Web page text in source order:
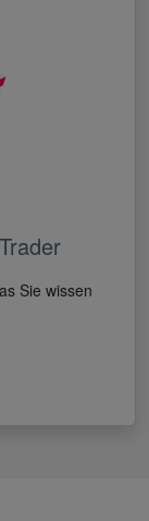
Sie wissen